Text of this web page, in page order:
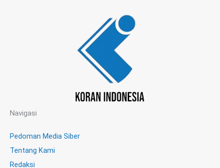
Navigasi
Pedoman Media Siber
Tentang Kami
Redaksi